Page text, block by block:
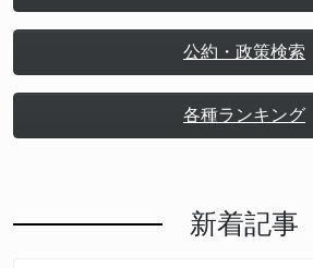
公約・政策検索
各種ランキング
新着記事